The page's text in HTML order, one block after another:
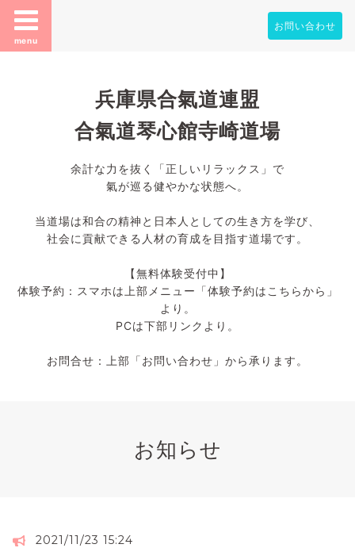
menu
お問い合わせ
兵庫県合氣道連盟
合氣道琴心館寺崎道場
余計な力を抜く「正しいリラックス」で
氣が巡る健やかな状態へ。
当道場は和合の精神と日本人としての生き方を学び、
社会に貢献できる人材の育成を目指す道場です。
【無料体験受付中】
体験予約：スマホは上部メニュー「体験予約はこちらから」
より。
PCは下部リンクより。
お問合せ：上部「お問い合わせ」から承ります。
お知らせ
2021/11/23 15:24